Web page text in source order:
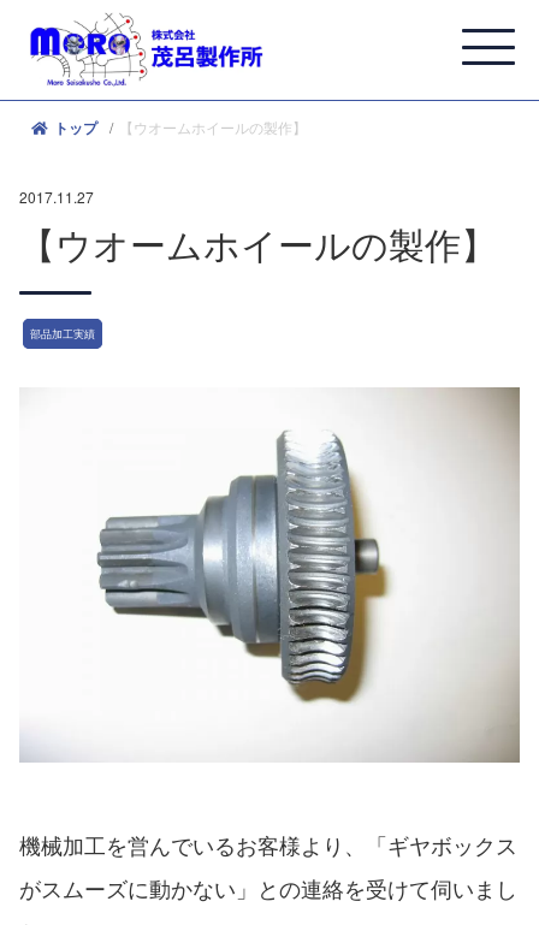
トップ 【ウオームホイールの製作】
2017.11.27
【ウオームホイールの製作】
部品加工実績
機械加工を営んでいるお客様より、「ギヤボックス
がスムーズに動かない」との連絡を受けて伺いまし